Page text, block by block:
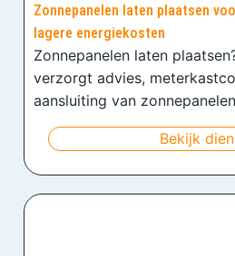
Zonnepanelen laten plaatsen
lagere energiekosten
Zonnepanelen laten
verzorgt advies,
aansluiting van
Bekijk